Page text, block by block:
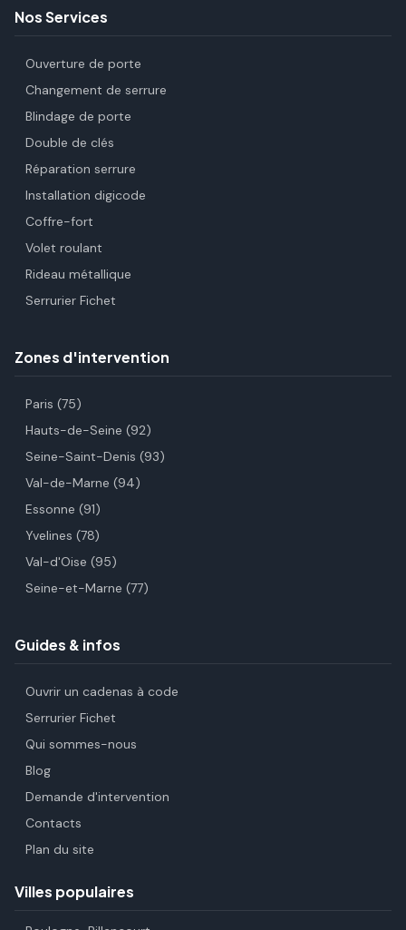
Nos Services
Ouverture de porte
Changement de serrure
Blindage de porte
Double de clés
Réparation serrure
Installation digicode
Coffre-fort
Volet roulant
Rideau métallique
Serrurier Fichet
Zones d'intervention
Paris (75)
Hauts-de-Seine (92)
Seine-Saint-Denis (93)
Val-de-Marne (94)
Essonne (91)
Yvelines (78)
Val-d'Oise (95)
Seine-et-Marne (77)
Guides & infos
Ouvrir un cadenas à code
Serrurier Fichet
Qui sommes-nous
Blog
Demande d'intervention
Contacts
Plan du site
Villes populaires